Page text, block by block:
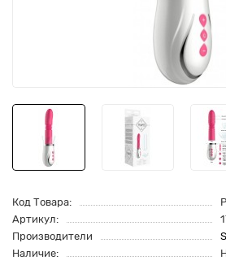
Код Товара:
Артикул:
Производители
Наличие: